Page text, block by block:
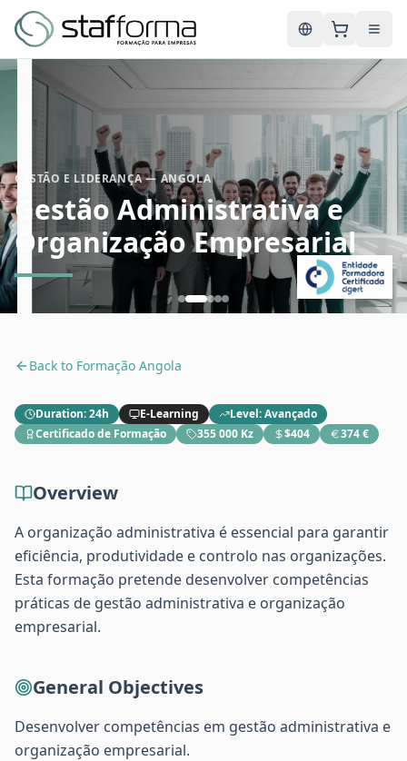
English
GESTÃO E LIDERANÇA — ANGOLA
Gestão Administrativa e
Organização Empresarial
Back to Formação Angola
Duration:24h E-Learning Level:Avançado
Certificado de Formação
355 000 Kz $404 374 €
Overview
A organização administrativa é essencial para garantir
eficiência, produtividade e controlo nas organizações.
Esta formação pretende desenvolver competências
práticas de gestão administrativa e organização
empresarial.
General Objectives
Desenvolver competências em gestão administrativa e
organização empresarial.